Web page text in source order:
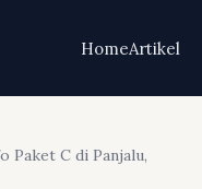
HomeArtikel
Paket C di Panjalu,